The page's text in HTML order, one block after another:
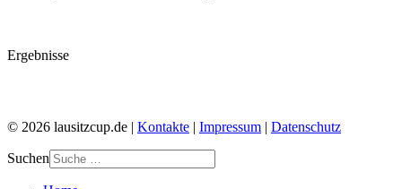
Ergebnisse
© 2026 lausitzcup.de | Kontakte | Impressum | Datenschutz
Suchen